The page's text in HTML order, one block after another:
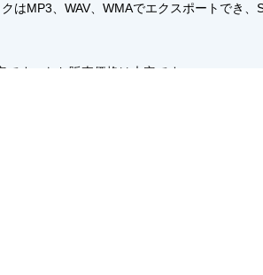
はMP3、WAV、WMAでエクスポートでき、
す。なお販売価格は未定です。